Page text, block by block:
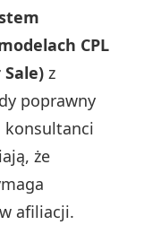
CPL
Sale) z
poprawny
konsultanci
że
afiliacji.